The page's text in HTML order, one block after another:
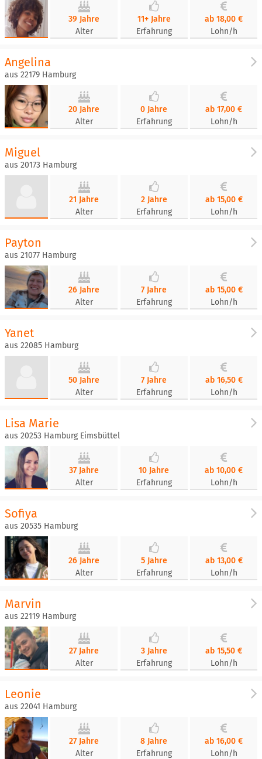
39 Jahre
Alter
11+ Jahre
Erfahrung
ab 18,00 €
Lohn/h
Angelina
aus 22179 Hamburg
20 Jahre
Alter
0 Jahre
Erfahrung
ab 17,00 €
Lohn/h
Miguel
aus 20173 Hamburg
21 Jahre
Alter
2 Jahre
Erfahrung
ab 15,00 €
Lohn/h
Payton
aus 21077 Hamburg
26 Jahre
Alter
7 Jahre
Erfahrung
ab 15,00 €
Lohn/h
Yanet
aus 22085 Hamburg
50 Jahre
Alter
7 Jahre
Erfahrung
ab 16,50 €
Lohn/h
Lisa Marie
aus 20253 Hamburg Eimsbüttel
37 Jahre
Alter
10 Jahre
Erfahrung
ab 10,00 €
Lohn/h
Sofiya
aus 20535 Hamburg
26 Jahre
Alter
5 Jahre
Erfahrung
ab 13,00 €
Lohn/h
Marvin
aus 22119 Hamburg
27 Jahre
Alter
3 Jahre
Erfahrung
ab 15,50 €
Lohn/h
Leonie
aus 22041 Hamburg
27 Jahre
Alter
8 Jahre
Erfahrung
ab 16,00 €
Lohn/h